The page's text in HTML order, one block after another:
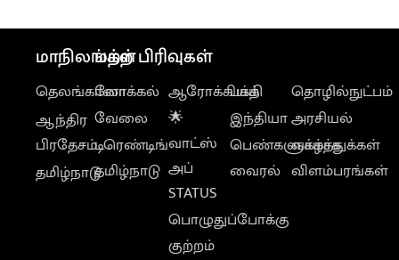
மாநிலங்கள்
தெலங்கானா
ஆந்திர
பிரதேசம்
தமிழ்நாடு
மற்ற பிரிவுகள்
லோக்கல்
வேலை
டிரெண்டிங்
தமிழ்நாடு
ஆரோக்கியம்
🌟
வாட்ஸ்
அப்
STATUS
பொழுதுப்போக்கு
குற்றம்
பக்தி
இந்தியா
பெண்களுக்காக
வைரல்
தொழில்நுட்பம்
அரசியல்
வாழ்த்துக்கள்
விளம்பரங்கள்